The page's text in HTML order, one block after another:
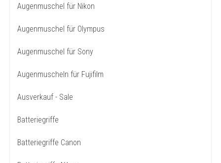
Augenmuschel für Nikon
Augenmuschel für Olympus
Augenmuschel für Sony
Augenmuscheln für Fujifilm
Ausverkauf - Sale
Batteriegriffe
Batteriegriffe Canon